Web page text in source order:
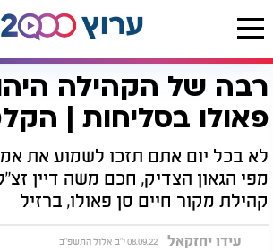
דף הבית יהדות רבה של הקהילה היהודית בסן פאולו בסליחות | הקלטה נדירה
רבה של הקהילה
פאולו בסליחות |
לא בכל יום אתם תזכו לשמוע את
מפי הגאון הצדיק, חכם משה דיין
קהילת מקור חיים סן פאולו, ברזיל
עידו יחזקאל 08.09.22 י"ב אלול התשפ"ב